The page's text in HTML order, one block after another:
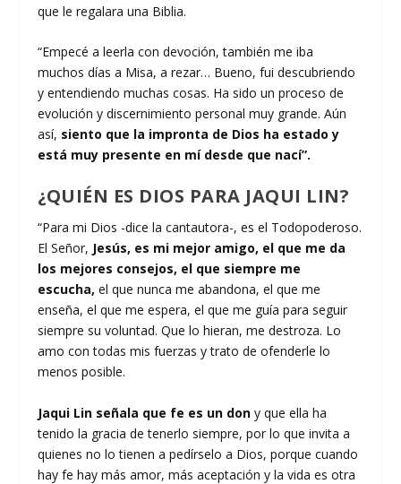
que le regalara una Biblia.
“Empecé a leerla con devoción, también me iba
muchos días a Misa, a rezar… Bueno, fui descubriendo
y entendiendo muchas cosas. Ha sido un proceso de
evolución y discernimiento personal muy grande. Aún
así, siento que la impronta de Dios ha estado y
está muy presente en mí desde que nací”.
¿QUIÉN ES DIOS PARA JAQUI LIN?
“Para mi Dios -dice la cantautora-, es el Todopoderoso.
El Señor, Jesús, es mi mejor amigo, el que me da
los mejores consejos, el que siempre me
escucha, el que nunca me abandona, el que me
enseña, el que me espera, el que me guía para seguir
siempre su voluntad. Que lo hieran, me destroza. Lo
amo con todas mis fuerzas y trato de ofenderle lo
menos posible.
Jaqui Lin señala que fe es un don y que ella ha
tenido la gracia de tenerlo siempre, por lo que invita a
quienes no lo tienen a pedírselo a Dios, porque cuando
hay fe hay más amor, más aceptación y la vida es otra